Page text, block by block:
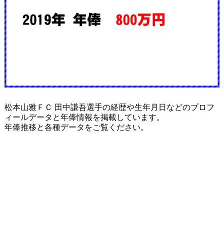
松本山雅ＦＣ 田中謙吾選手の経歴や生年月日などのプロフ
ィールデータと年俸情報を掲載しています。
年俸推移と各種データをご覧ください。